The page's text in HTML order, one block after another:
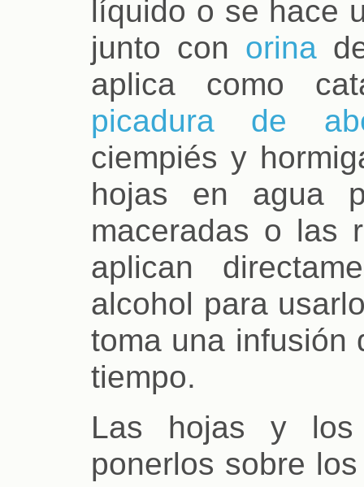
líquido o se hace
junto con orinade
aplica como
picadura de
ciempiés y
hojas en agua
maceradas o las
aplican
alcohol para
toma una infusión
tiempo.
Las hojas y los
ponerlos sobre